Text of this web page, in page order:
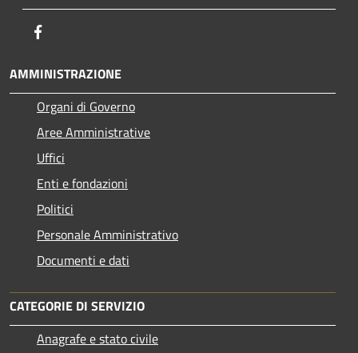
AMMINISTRAZIONE
Organi di Governo
Aree Amministrative
Uffici
Enti e fondazioni
Politici
Personale Amministrativo
Documenti e dati
CATEGORIE DI SERVIZIO
Anagrafe e stato civile